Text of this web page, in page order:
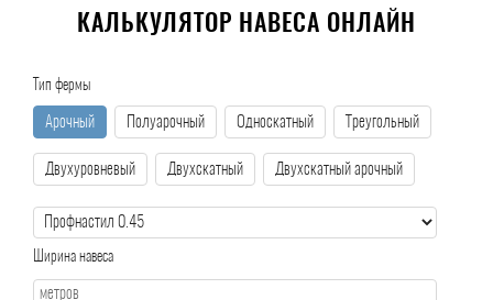
КАЛЬКУЛЯТОР НАВЕСА ОНЛАЙН
Тип фермы
Арочный Полуарочный Односкатный Треугольный
Двухуровневый Двухскатный Двухскатный арочный
Ширина навеса